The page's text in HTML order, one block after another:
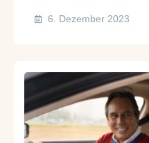
6. Dezember 2023